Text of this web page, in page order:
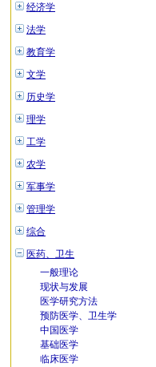
经济学
法学
教育学
文学
历史学
理学
工学
农学
军事学
管理学
综合
医药、卫生
一般理论
现状与发展
医学研究方法
预防医学、卫生学
中国医学
基础医学
临床医学